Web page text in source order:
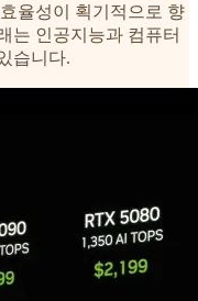
율성이 획기적으로 향
는 인공지능과 컴퓨터
습니다.